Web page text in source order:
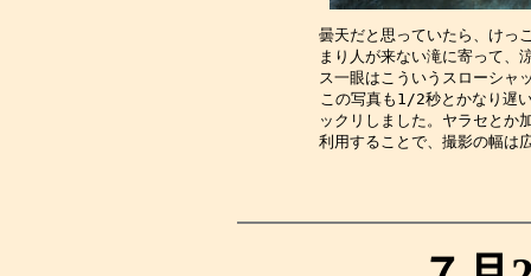
曇天だと思っていたら、けっ
まり人が来ない滝に寄って、
ス一眼はこういうスローシャ
この写真も1/2秒とかなり遅
ックリしました。ヤラセとか
利用することで、撮影